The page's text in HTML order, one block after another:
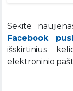
Sekite
Facebook
išskirtinius
elektroninio